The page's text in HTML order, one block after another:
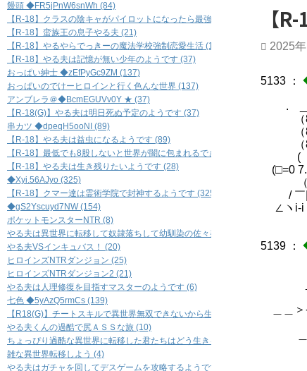
【
2025
5133 ：
|
.
（8|..
（8|
（8i´
(（
(□=0
（/ /
/ ￣|.
∠ヽi-i
5139 ：
＿
_＿
＼／
＿＿
.:／
＿::
饅頭 ◆FR5jPnW6snWh (84)
【R-18】クラスの陰キャがパイロットになったら最強だった件 (46)
【R-18】蛮族王の息子やる夫 (21)
【R-18】やるやらでっきーの魔法学校強制恋愛生活 (17)
【R-18】やる夫は記憶が無い少年のようです (37)
おっぱい紳士 ◆zEfPyGc9ZM (137)
おっぱいのでけーヒロインと行く色んな世界 (137)
アンブレラ＠◆BcmEGUVv0Y ★ (37)
【R-18(G)】やる夫は明日死ぬ予定のようです (37)
串カツ ◆dpeqH5ooNI (89)
【R-18】やる夫は益虫になるようです (89)
【R-18】最低でも8股しないと世界が闇に包まれるできる夫の恋愛事情 裏 (45)
【R-18】やる夫は生き残りたいようです (28)
◆Xyi.56AJyo (325)
【R-18】クマー達は霊術学院で封神するようです (325)
◆gS2Yscuyd7NW (154)
ポケットモンスターNTR (8)
やる夫は異世界に転移して奴隷落ちして幼馴染の佐々美さんを寝取られるよう
やる夫VSインキュバス！ (20)
ヒロインズNTRダンジョン (25)
ヒロインズNTRダンジョン2 (21)
やる夫は人理修復を目指すマスターのようです (6)
七色 ◆5yAzQ5rmCs (139)
【R18(G)】チートスキルで異世界無双できないから生き足掻く (37)
やる夫くんの過酷で尻ＡＳＳな旅 (10)
ちょっぴり過酷な異世界に転移した君たちはどう生きるのか (39)
雑な異世界転移しよう (4)
やる夫はガチャを回してデスゲームを攻略するようです (49)